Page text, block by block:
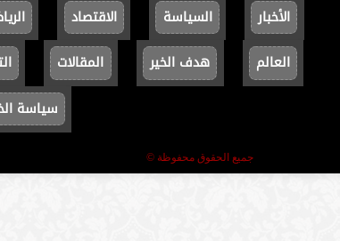
الأخبار السياسة الاقتصاد
العالم
هدف الخير المقالات
سياسة
جميع الحقوق محفوظة ©